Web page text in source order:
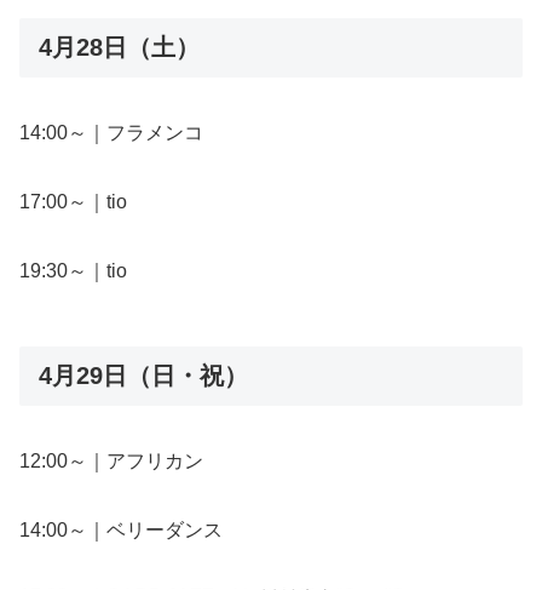
4月28日（土）
14:00～｜フラメンコ
17:00～｜tio
19:30～｜tio
4月29日（日・祝）
12:00～｜アフリカン
14:00～｜ベリーダンス